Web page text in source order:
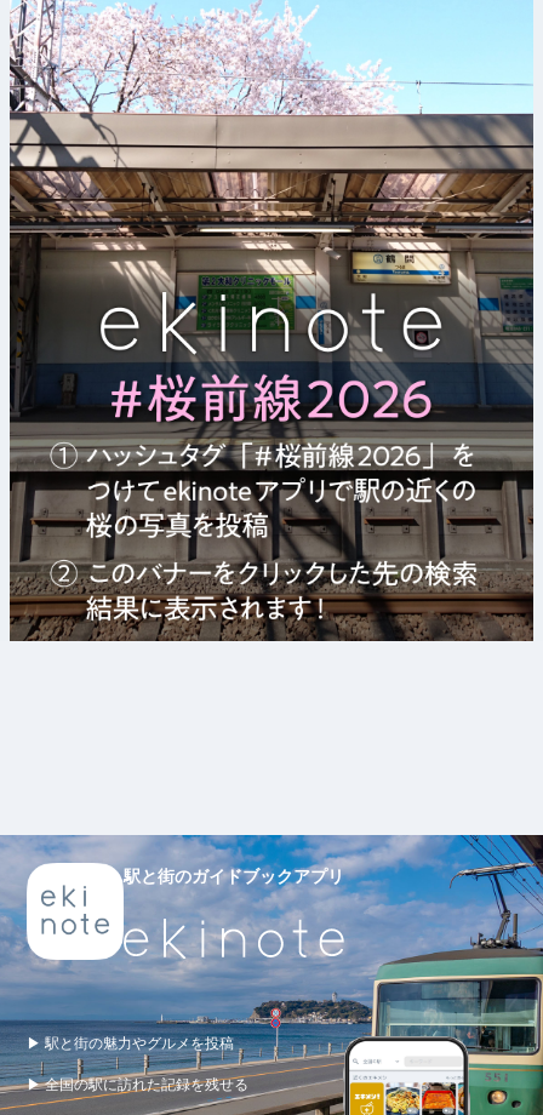
駅と街のガイドブックアプリ
▶ 駅と街の魅力やグルメを投稿
▶ 全国の駅に訪れた記録を残せる